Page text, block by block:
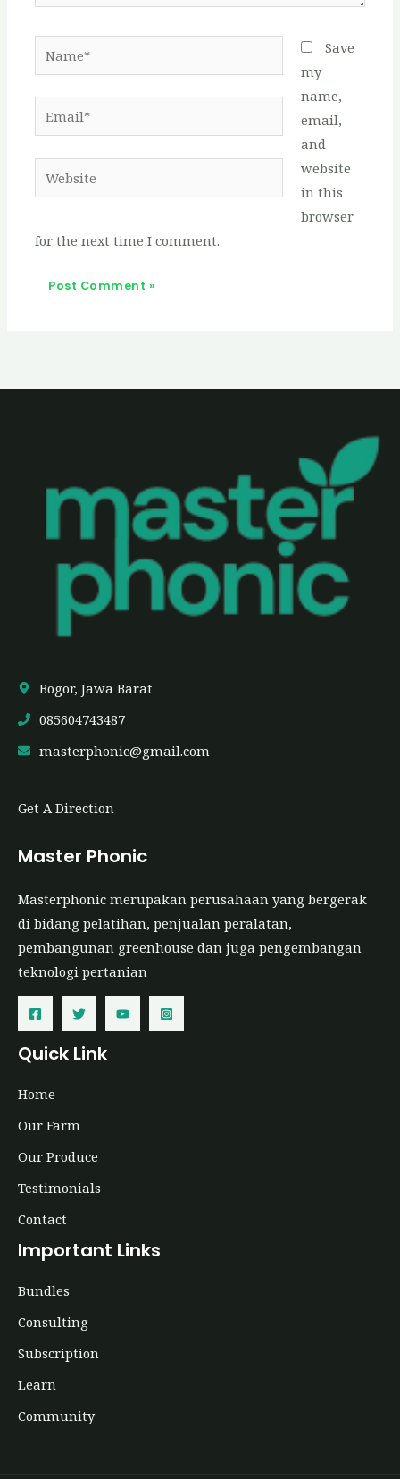
Email*
Save
my
name,
email,
and
website
in this
browser
for the next time I comment.
Bogor, Jawa Barat
085604743487
masterphonic@gmail.com
Get A Direction
Master Phonic
Masterphonic merupakan perusahaan yang bergerak
di bidang pelatihan, penjualan peralatan,
pembangunan greenhouse dan juga pengembangan
teknologi pertanian
Quick Link
Home
Our Farm
Our Produce
Testimonials
Contact
Important Links
Bundles
Consulting
Subscription
Learn
Community